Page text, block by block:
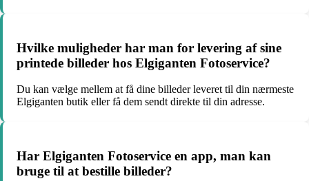
Hvilke muligheder har man for levering af sine
printede billeder hos Elgiganten Fotoservice?
Du kan vælge mellem at få dine billeder leveret til din nærmeste
Elgiganten butik eller få dem sendt direkte til din adresse.
Har Elgiganten Fotoservice en app, man kan
bruge til at bestille billeder?